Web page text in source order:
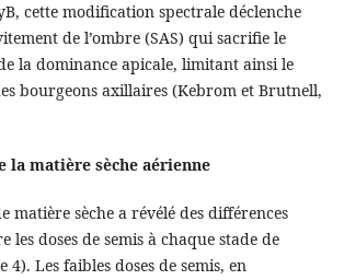
cette modification spectrale déclenche
de l’ombre (SAS) qui sacrifie le
la dominance apicale, limitant ainsi le
bourgeons axillaires (Kebrom et Brutnell,
la matière sèche aérienne
matière sèche a révélé des différences
les doses de semis à chaque stade de
4). Les faibles doses de semis, en